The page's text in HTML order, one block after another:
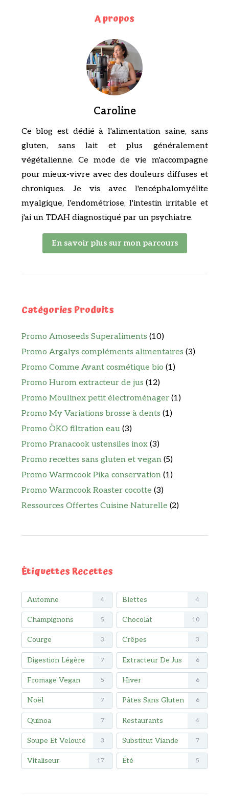
A propos
Caroline
Ce blog est dédié à l'alimentation saine, sans
gluten, sans lait et plus généralement
végétalienne. Ce mode de vie m'accompagne
pour mieux-vivre avec des douleurs diffuses et
chroniques. Je vis avec l'encéphalomyélite
myalgique, l'endométriose, l'intestin irritable et
j'ai un TDAH diagnostiqué par un psychiatre.
En savoir plus sur mon parcours
Catégories Produits
Promo Amoseeds Superaliments (10)
Promo Argalys compléments alimentaires (3)
Promo Comme Avant cosmétique bio (1)
Promo Hurom extracteur de jus (12)
Promo Moulinex petit électroménager (1)
Promo My Variations brosse à dents (1)
Promo ÖKO filtration eau (3)
Promo Pranacook ustensiles inox (3)
Promo recettes sans gluten et vegan (5)
Promo Warmcook Pika conservation (1)
Promo Warmcook Roaster cocotte (3)
Ressources Offertes Cuisine Naturelle (2)
Étiquettes Recettes
Automne 4 Blettes 4
Champignons 5 Chocolat 10
Courge 3 Crêpes 3
Digestion Légère 7 Extracteur De Jus 6
Fromage Vegan 5 Hiver 6
Noël 7 Pâtes Sans Gluten 6
Quinoa 7 Restaurants 4
Soupe Et Velouté 3 Substitut Viande 7
Vitaliseur 17 Été 5